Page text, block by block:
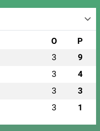
O P
3 9
3 4
3 3
3 1